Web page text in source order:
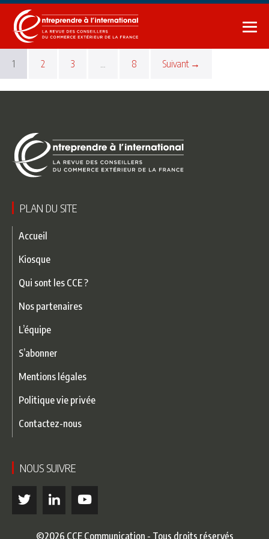
Sauter
contenu
1 2 3 … 8 Suivant →
PLAN DU SITE
Accueil
Kiosque
Qui sont les CCE ?
Nos partenaires
L’équipe
S’abonner
Mentions légales
Politique vie privée
Contactez-nous
NOUS SUIVRE
©2026 CCE Communication - Tous droits réservés